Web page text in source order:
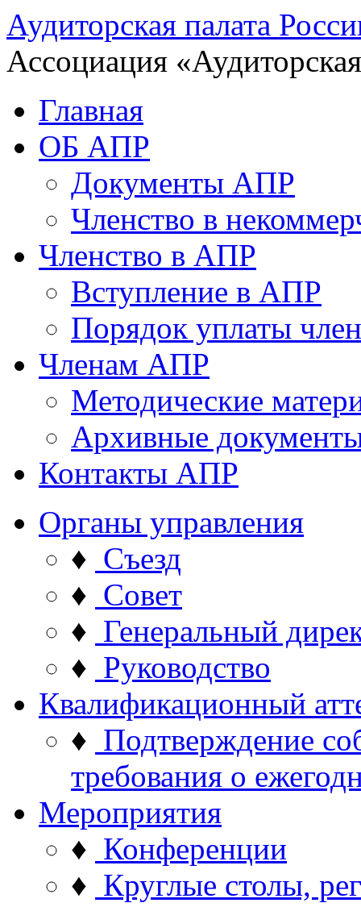
Аудиторская палата
Ассоциация
Главная
ОБ АПР
Документы АПР
Членство в
Членство в АПР
Вступление в АПР
Порядок уплаты
Членам АПР
Методические
Архивные
Контакты АПР
Органы управления
♦ Съезд
♦ Совет
♦ Генеральный
♦ Руководство
Квалификационный
♦ Подтверждение
требования о
Мероприятия
♦ Конференции
♦ Круглые столы,